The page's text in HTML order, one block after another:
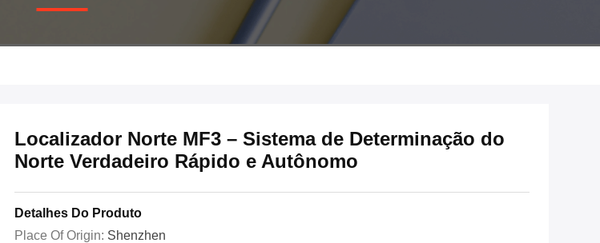
Localizador Norte MF3 – Sistema de Determinação do
Norte Verdadeiro Rápido e Autônomo
Detalhes Do Produto
Place Of Origin: Shenzhen